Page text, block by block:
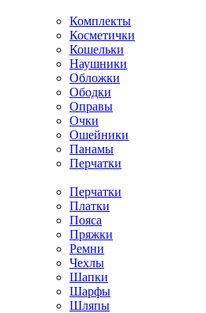
Комплекты
Косметички
Кошельки
Наушники
Обложки
Ободки
Оправы
Очки
Ошейники
Панамы
Перчатки
Перчатки
Платки
Пояса
Пряжки
Ремни
Чехлы
Шапки
Шарфы
Шляпы